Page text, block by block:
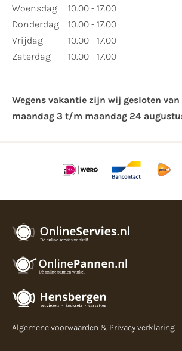
Woensdag
Donderdag
Vrijdag
Zaterdag
10.00 - 17.00
10.00 - 17.00
10.00 - 17.00
10.00 - 17.00
Wegens vakantie zijn wij gesloten van ​
maandag 3 t/m maandag 24
Algemene voorwaarden & Privacy verklaring